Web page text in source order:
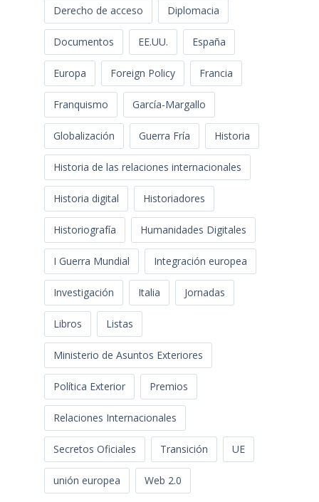
Derecho de acceso Diplomacia
Documentos EE.UU. España
Europa Foreign Policy Francia
Franquismo García-Margallo
Globalización Guerra Fría Historia
Historia de las relaciones internacionales
Historia digital Historiadores
Historiografía Humanidades Digitales
I Guerra Mundial Integración europea
Investigación Italia Jornadas
Libros Listas
Ministerio de Asuntos Exteriores
Política Exterior Premios
Relaciones Internacionales
Secretos Oficiales Transición UE
unión europea Web 2.0